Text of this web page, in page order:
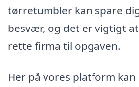
tørretumbler kan spare
besvær, og det er vigtigt
rette firma til opgaven.
Her på vores platform